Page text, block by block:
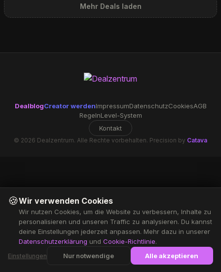
Mehr Deals laden
DealblogCreator werdenImpressumDatenschutzCookiesAGB
RegelnLevel-System
Kontakt
© 2026 Dealzentrum. Alle Rechte vorbehalten. Precision by Catava
🍪Wir verwenden Cookies
Wir nutzen Cookies, um die Website zu verbessern, Inhalte zu
personalisieren und unseren Traffic zu analysieren. Du kannst
deine Einstellungen jederzeit anpassen. Mehr dazu in unserer
Datenschutzerklärung und Cookie-Richtlinie.
Einstellungen Nur notwendige Alle akzeptieren